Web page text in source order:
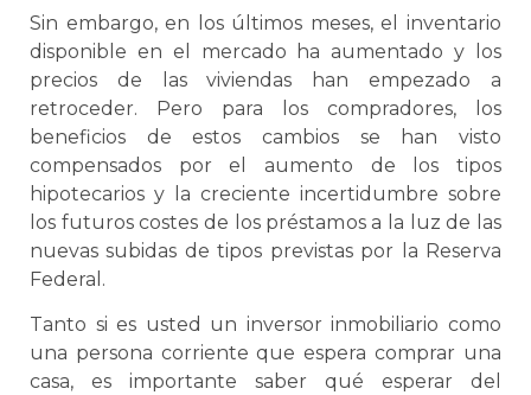
Sin embargo, en los últimos meses, el inventario
disponible en el mercado ha aumentado y los
precios de las viviendas han empezado a
retroceder. Pero para los compradores, los
beneficios de estos cambios se han visto
compensados por el aumento de los tipos
hipotecarios y la creciente incertidumbre sobre
los futuros costes de los préstamos a la luz de las
nuevas subidas de tipos previstas por la Reserva
Federal.
Tanto si es usted un inversor inmobiliario como
una persona corriente que espera comprar una
casa, es importante saber qué esperar del